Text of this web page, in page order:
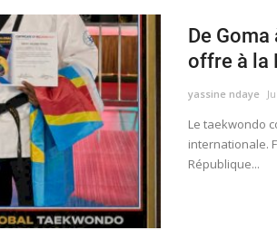
De
offre à la
yassine ndaye
​​​​​​​Le taekwondo
internationale.
République...